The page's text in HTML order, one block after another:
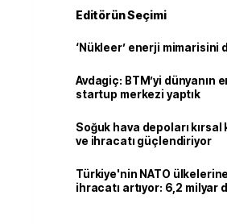
Editörün Seçimi
‘Nükleer’ enerji mimarisini
Avdagiç: BTM’yi dünyanın
startup merkezi yaptık
Soğuk hava depoları kırsal
ve ihracatı güçlendiriyor
Türkiye'nin NATO
ihracatı artıyor: 6,2 milyar